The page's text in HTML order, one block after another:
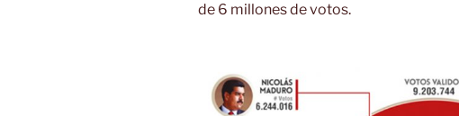
de 6 millones de votos.